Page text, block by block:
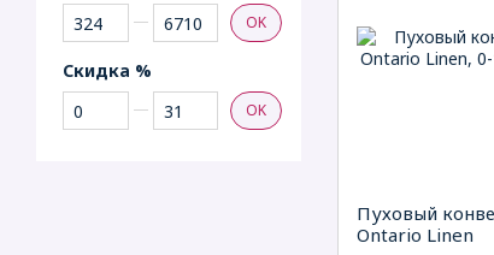
Пуховый
Ontario Linen
От Цена, грн
До Цена, грн OK
Скидка %
От Скидка %
До Скидка % OK